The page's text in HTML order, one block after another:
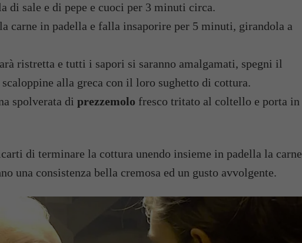
di sale e di pepe e cuoci per 3 minuti circa.
carne in padella e falla insaporire per 5 minuti, girandola a
ristretta e tutti i sapori si saranno amalgamati, spegni il
alla greca con il loro sughetto di cottura.
spolverata di prezzemolo fresco tritato al coltello e porta in
di terminare la cottura unendo insieme in padella la carne
una consistenza bella cremosa ed un gusto avvolgente.